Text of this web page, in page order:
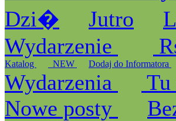
Dzi�
Jutro
Wydarzenie
Katalog _NEW Dodaj do Informatora
Wydarzenia
Tu
Nowe posty